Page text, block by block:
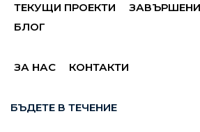
ТЕКУЩИ ПРОЕКТИ
БЛОГ
ЗА НАС КОНТАКТИ
БЪДЕТЕ В ТЕЧЕНИЕ